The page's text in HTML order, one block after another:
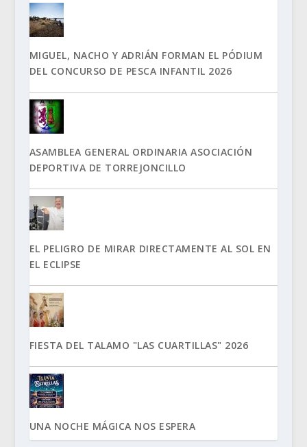
MIGUEL, NACHO Y ADRIÁN FORMAN EL PÓDIUM
DEL CONCURSO DE PESCA INFANTIL 2026
ASAMBLEA GENERAL ORDINARIA ASOCIACIÓN
DEPORTIVA DE TORREJONCILLO
EL PELIGRO DE MIRAR DIRECTAMENTE AL SOL EN
EL ECLIPSE
FIESTA DEL TALAMO "LAS CUARTILLAS" 2026
UNA NOCHE MÁGICA NOS ESPERA